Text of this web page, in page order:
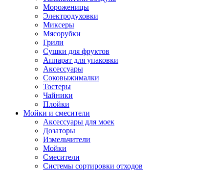
Мороженицы
Электродуховки
Миксеры
Мясорубки
Грили
Сушки для фруктов
Аппарат для упаковки
Аксессуары
Соковыжималки
Тостеры
Чайники
Плойки
Мойки и смесители
Аксессуары для моек
Дозаторы
Измельчители
Мойки
Смесители
Системы сортировки отходов